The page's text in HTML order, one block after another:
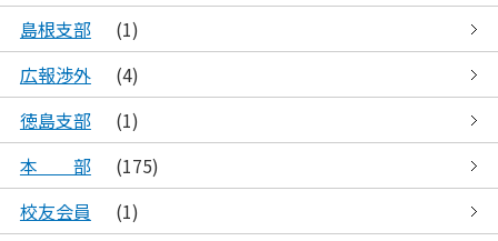
島根支部
(1)
広報渉外
(4)
徳島支部
(1)
本 部
(175)
校友会員
(1)